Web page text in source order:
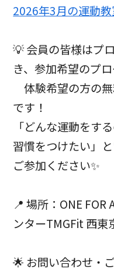
2026年3月の運動
💡 会員の皆様はプ
き、参加希望のプ
体験希望の方の
です！
「どんな運動をす
習慣をつけたい」
ご参加ください✨
📍 場所：ONE FOR
ンターTMGFit 西東
🌟 お問い合わせ・